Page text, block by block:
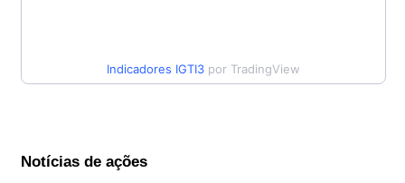
Indicadores IGTI3 por TradingView
Notícias de ações